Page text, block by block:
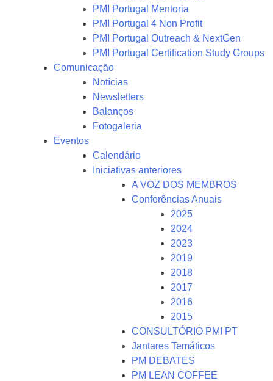
PMI Portugal Mentoria
PMI Portugal 4 Non Profit
PMI Portugal Outreach & NextGen
PMI Portugal Certification Study Groups
Comunicação
Notícias
Newsletters
Balanços
Fotogaleria
Eventos
Calendário
Iniciativas anteriores
A VOZ DOS MEMBROS
Conferências Anuais
2025
2024
2023
2019
2018
2017
2016
2015
CONSULTÓRIO PMI PT
Jantares Temáticos
PM DEBATES
PM LEAN COFFEE